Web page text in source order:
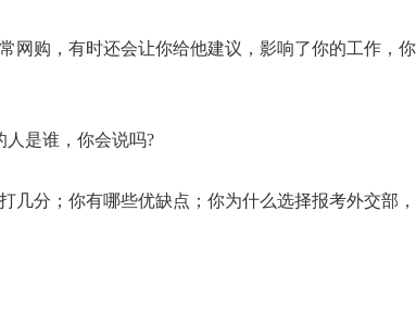
网购，有时还会让你给他建议，影响了你的工作，
是谁，你会说吗?
几分；你有哪些优缺点；你为什么选择报考外交部